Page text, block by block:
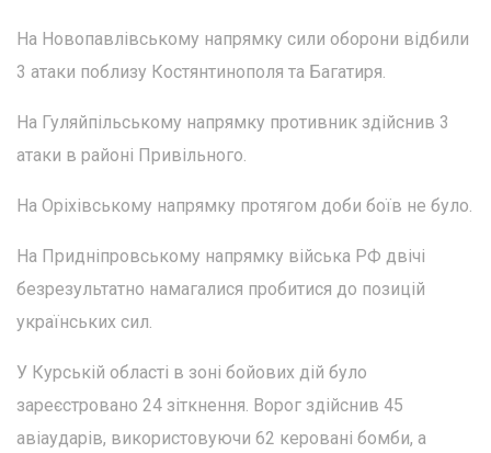
На Новопавлівському напрямку сили оборони відбили
3 атаки поблизу Костянтинополя та Багатиря.
На Гуляйпільському напрямку противник здійснив 3
атаки в районі Привільного.
На Оріхівському напрямку протягом доби боїв не було.
На Придніпровському напрямку війська РФ двічі
безрезультатно намагалися пробитися до позицій
українських сил.
У Курській області в зоні бойових дій було
зареєстровано 24 зіткнення. Ворог здійснив 45
авіаударів, використовуючи 62 керовані бомби, а